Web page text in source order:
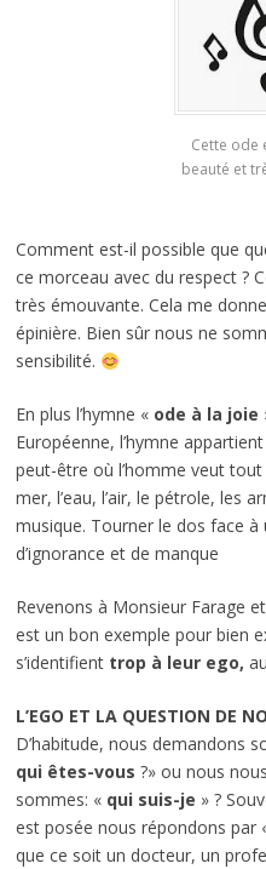
Cette ode
beauté et
Comment est-il possible que
ce morceau avec du respect ?
très émouvante. Cela me
épinière. Bien sûr nous ne
sensibilité.
En plus l’hymne « ode à la joie
Européenne, l’hymne
peut-être où l’homme veut
mer, l’eau, l’air, le pétrole, les
musique. Tourner le dos face
d’ignorance et de manque
Revenons à Monsieur Farage
est un bon exemple pour bien
s’identifienttrop à leur ego,
L’EGO ET LA QUESTION DE
D’habitude, nous demandons
qui êtes-vous ?» ou nous
sommes: « qui suis-je » ?
est posée nous répondons par
que ce soit un docteur, un